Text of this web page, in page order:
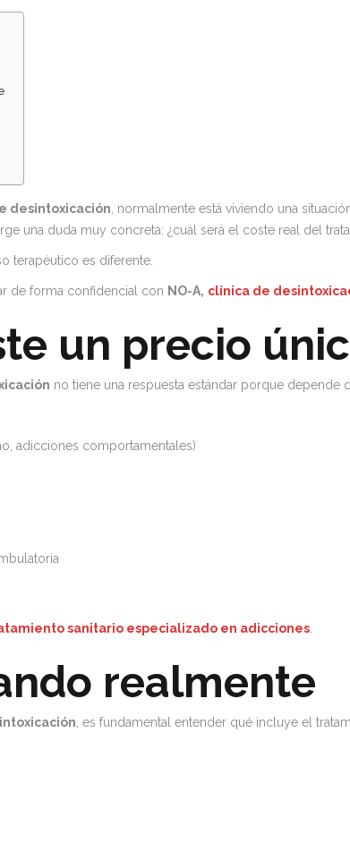
desintoxicación, normalmente está viviendo una
una duda muy concreta: ¿cuál será el coste real del
terapéutico es diferente.
de forma confidencial con NO-A, clínica de
un precio
no tiene una respuesta estándar porque depende
adicciones comportamentales)
sanitario especializado en adicciones.
realmente
, es fundamental entender qué incluye el